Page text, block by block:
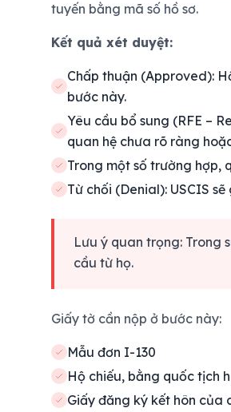
tuyến bằng mã số hồ sơ.
Kết quả xét duyệt:
Chấp thuận (Approved):
bước này.
Yêu cầu bổ sung (RFE –
quan hệ chưa rõ ràng
Trong một số trường hợp,
Từ chối (Denial): USCIS
Lưu ý quan trọng: Trong
cầu từ họ.
Giấy tờ cần nộp ở bước này:
Mẫu đơn I-130
Hộ chiếu, bằng quốc tịch
Giấy đăng ký kết hôn của